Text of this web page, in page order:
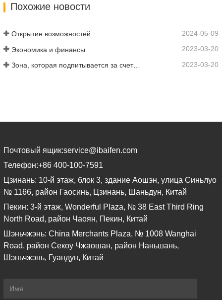
измеряем их производительность в
Похожие новости
Открытие возможностей 2024-05-09
Экономика и финансы 2023-03-20
Зона, которая подпитывается за счет подключения и цифровизации 2023-03-20
Почтовый ящик:service@ibaifen.com
Телефон:+86 400-100-7591
Цзинань: 10-й этаж, блок 3, здание Аошэн, улица Синьлуо
№ 1166, район Гаосинь, Цзинань, Шаньдун, Китай
Пекин: 3-й этаж, Wonderful Plaza, № 38 East Third Ring
North Road, район Чаоян, Пекин, Китай
Шэньчжэнь: China Merchants Plaza, № 1008 Wanghai
Road, район Секоу Чжаошан, район Наньшань,
Шэньчжэнь, Гуандун, Китай